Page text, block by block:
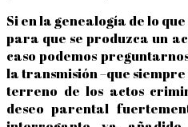
Si en la genealogía de lo
para que se produzca un
caso podemos
la transmisión –que
terreno de los actos
deseo parental